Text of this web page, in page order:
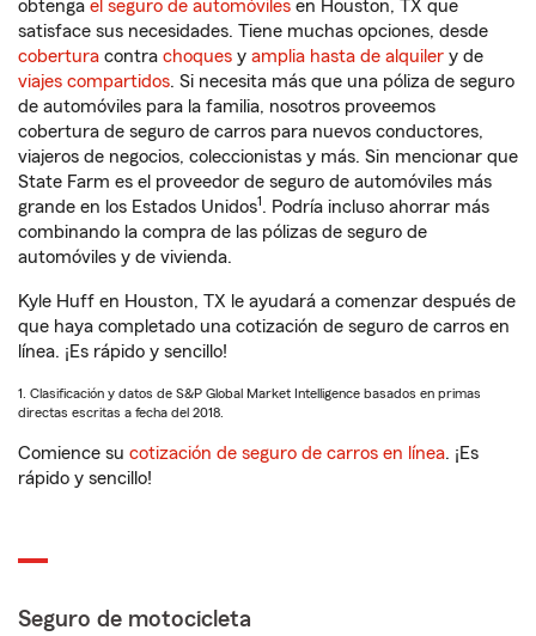
obtenga el seguro de automóviles en Houston, TX que
satisface sus necesidades. Tiene muchas opciones, desde
cobertura contra choques y amplia hasta de alquiler y de
viajes compartidos. Si necesita más que una póliza de seguro
de automóviles para la familia, nosotros proveemos
cobertura de seguro de carros para nuevos conductores,
viajeros de negocios, coleccionistas y más. Sin mencionar que
State Farm es el proveedor de seguro de automóviles más
grande en los Estados Unidos1. Podría incluso ahorrar más
combinando la compra de las pólizas de seguro de
automóviles y de vivienda.
Kyle Huff en Houston, TX le ayudará a comenzar después de
que haya completado una cotización de seguro de carros en
línea. ¡Es rápido y sencillo!
1. Clasificación y datos de S&P Global Market Intelligence basados en primas
directas escritas a fecha del 2018.
Comience su cotización de seguro de carros en línea. ¡Es
rápido y sencillo!
Seguro de motocicleta